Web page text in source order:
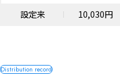
設定来
10,030円